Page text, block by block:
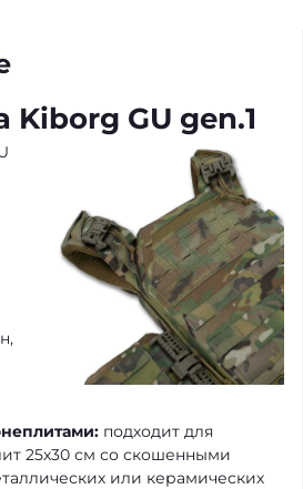
Kiborg GU gen.1
подходит для
25х30 см со скошенными
или керамических